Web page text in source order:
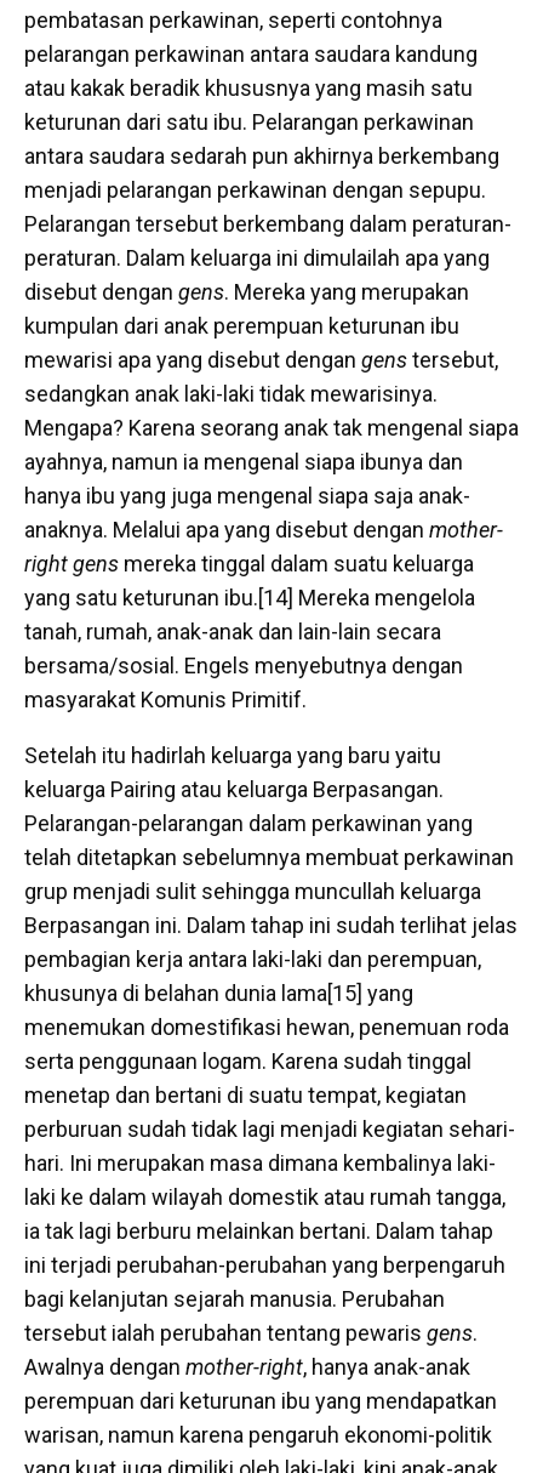
pembatasan perkawinan, seperti contohnya
pelarangan perkawinan antara saudara kandung
atau kakak beradik khususnya yang masih satu
keturunan dari satu ibu. Pelarangan perkawinan
antara saudara sedarah pun akhirnya berkembang
menjadi pelarangan perkawinan dengan sepupu.
Pelarangan tersebut berkembang dalam peraturan-
peraturan. Dalam keluarga ini dimulailah apa yang
disebut dengan gens. Mereka yang merupakan
kumpulan dari anak perempuan keturunan ibu
mewarisi apa yang disebut dengan genstersebut,
sedangkan anak laki-laki tidak mewarisinya.
Mengapa? Karena seorang anak tak mengenal siapa
ayahnya, namun ia mengenal siapa ibunya dan
hanya ibu yang juga mengenal siapa saja anak-
anaknya. Melalui apa yang disebut dengan mother-
rightgens mereka tinggal dalam suatu keluarga
yang satu keturunan ibu.[14] Mereka mengelola
tanah, rumah, anak-anak dan lain-lain secara
bersama/sosial. Engels menyebutnya dengan
masyarakat Komunis Primitif.
Setelah itu hadirlah keluarga yang baru yaitu
keluarga Pairing atau keluarga Berpasangan.
Pelarangan-pelarangan dalam perkawinan yang
telah ditetapkan sebelumnya membuat perkawinan
grup menjadi sulit sehingga muncullah keluarga
Berpasangan ini. Dalam tahap ini sudah terlihat jelas
pembagian kerja antara laki-laki dan perempuan,
khusunya di belahan dunia lama[15] yang
menemukan domestifikasi hewan, penemuan roda
serta penggunaan logam. Karena sudah tinggal
menetap dan bertani di suatu tempat, kegiatan
perburuan sudah tidak lagi menjadi kegiatan sehari-
hari. Ini merupakan masa dimana kembalinya laki-
laki ke dalam wilayah domestik atau rumah tangga,
ia tak lagi berburu melainkan bertani. Dalam tahap
ini terjadi perubahan-perubahan yang berpengaruh
bagi kelanjutan sejarah manusia. Perubahan
tersebut ialah perubahan tentang pewaris gens.
Awalnya dengan mother-right, hanya anak-anak
perempuan dari keturunan ibu yang mendapatkan
warisan, namun karena pengaruh ekonomi-politik